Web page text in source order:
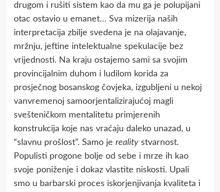
drugom i rušiti sistem kao da mu ga je polupijani
otac ostavio u emanet… Sva mizerija naših
interpretacija zbilje svedena je na olajavanje,
mržnju, jeftine intelektualne spekulacije bez
vrijednosti. Na kraju ostajemo sami sa svojim
provincijalnim duhom i ludilom korida za
prosječnog bosanskog čovjeka, izgubljeni u nekoj
vanvremenoj samoorjentalizirajućoj magli
svešteničkom mentalitetu primjerenih
konstrukcija koje nas vraćaju daleko unazad, u
“slavnu prošlost”. Samo je realitystvarnost.
Populisti progone bolje od sebe i mrze ih kao
svoje poniženje i dokaz vlastite niskosti. Upali
smo u barbarski proces iskorjenjivanja kvaliteta i